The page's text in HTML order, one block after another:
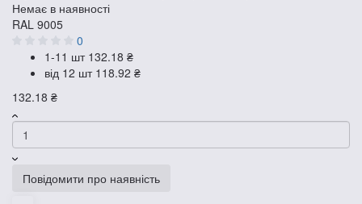
Немає в наявності
RAL 9005
0
1-11 шт 132.18 ₴
від 12 шт 118.92 ₴
132.18 ₴
Повідомити про наявність